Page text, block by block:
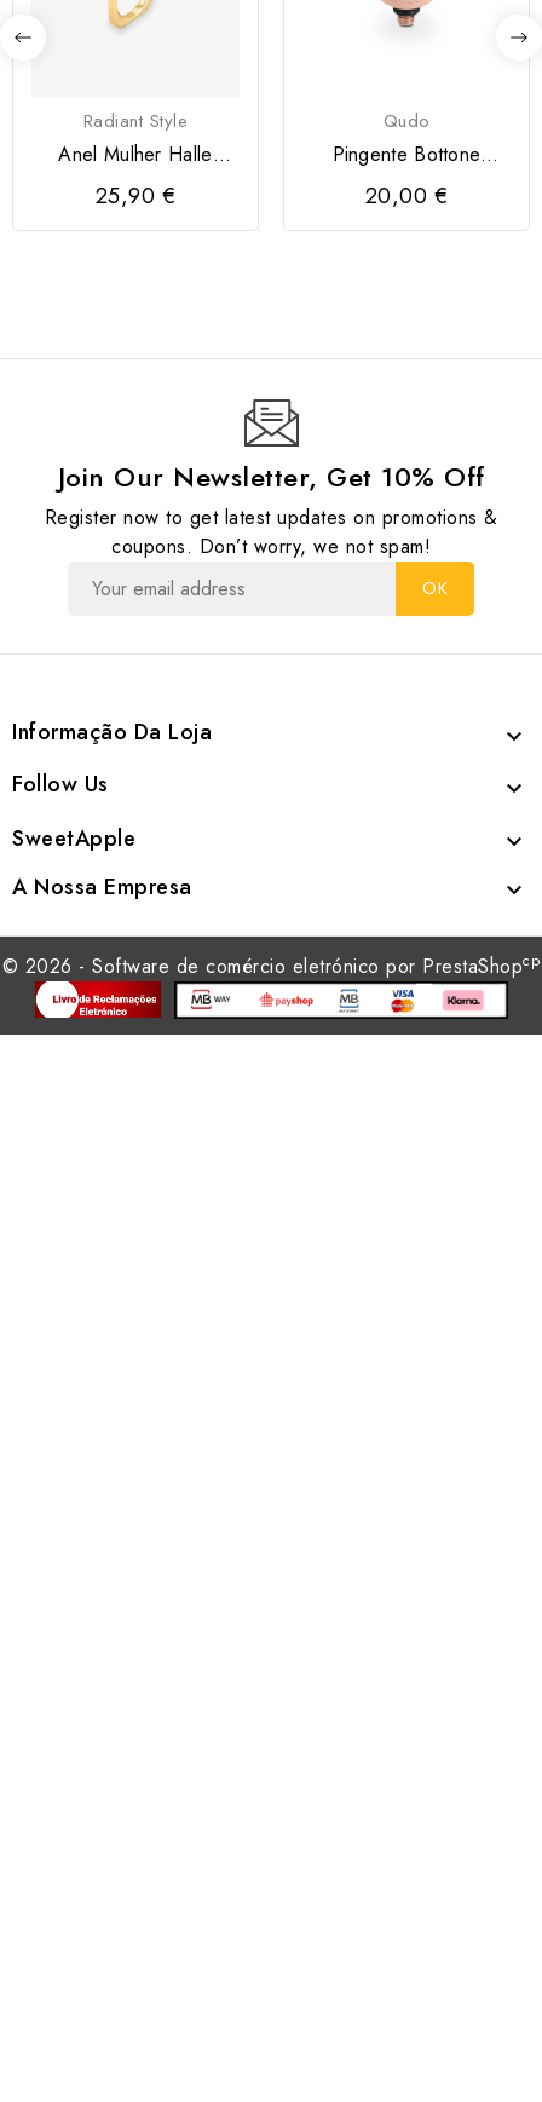
Radiant Style
Anel Mulher Halle
Dourado Radiant
25,90 €
Qudo
Pingente Bottone
QUDO 10mm
20,00 €
Join Our Newsletter, Get 10% Off
Register now to get latest updates on promotions &
coupons. Don’t worry, we not spam!
Informação Da Loja 
Follow Us 
SweetApple 
A Nossa Empresa 
© 2026 - Software de comércio eletrónico por PrestaShopcp